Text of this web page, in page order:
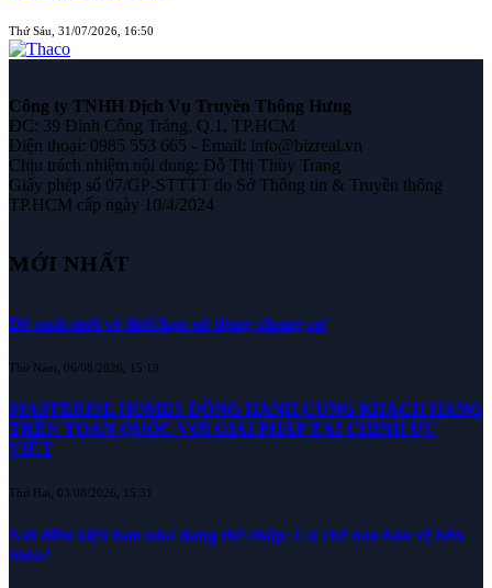
Thứ Sáu, 31/07/2026, 16:50
Công ty TNHH Dịch Vụ Truyền Thông Hưng
ĐC: 39 Đinh Công Tráng, Q.1, TP.HCM
Điện thoại: 0985 553 665 - Email: info@bizreal.vn
Chịu trách nhiệm nội dung: Đỗ Thị Thùy Trang
Giấy phép số 07/GP-STTTT do Sở Thông tin & Truyền thông
TP.HCM cấp ngày 10/4/2024
MỚI NHẤT
Đề xuất mới về thời hạn sử dụng chung cư
Thứ Năm, 06/08/2026, 15:19
MASTERISE HOMES ĐỒNG HÀNH CÙNG KHÁCH HÀNG
TRÊN TOÀN QUỐC VỚI GIẢI PHÁP TÀI CHÍNH ƯU
VIỆT
Thứ Hai, 03/08/2026, 15:31
Nới điều kiện bán nhà đang thế chấp: Cơ chế nào bảo vệ bên
mua?